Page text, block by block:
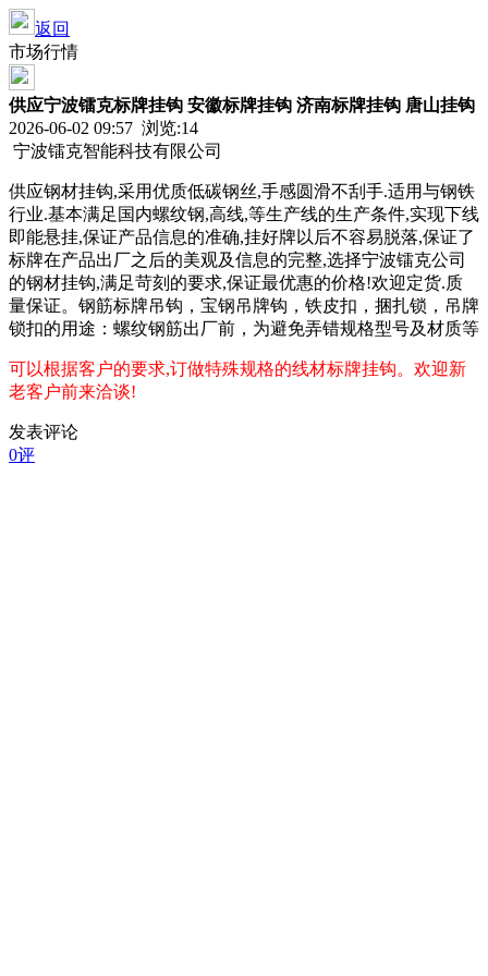
返回
市场行情
供应宁波镭克标牌挂钩 安徽标牌挂钩 济南标牌挂钩 唐山挂钩
2026-06-02 09:57 浏览:14
宁波镭克智能科技有限公司
供应钢材挂钩,采用优质低碳钢丝,手感圆滑不刮手.适用与钢铁
行业.基本满足国内螺纹钢,高线,等生产线的生产条件,实现下线
即能悬挂,保证产品信息的准确,挂好牌以后不容易脱落,保证了
标牌在产品出厂之后的美观及信息的完整,选择宁波镭克公司
的钢材挂钩,满足苛刻的要求,保证最优惠的价格!欢迎定货.质
量保证。钢筋标牌吊钩，宝钢吊牌钩，铁皮扣，捆扎锁，吊牌
锁扣的用途：螺纹钢筋出厂前，为避免弄错规格型号及材质等
可以根据客户的要求,订做特殊规格的线材标牌挂钩。欢迎新
老客户前来洽谈!
发表评论
0评